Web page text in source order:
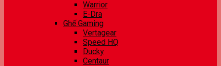
Warrior
E-Dra
Ghế Gaming
Vertagear
Speed HQ
Ducky
Centaur